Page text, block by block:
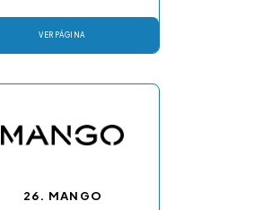
VER PÁGINA
26. MANGO